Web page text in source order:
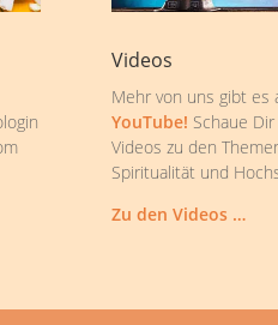
Videos
Mehr von uns gibt es
YouTube! Schaue
Videos zu den
Spiritualität und
Zu den Videos …